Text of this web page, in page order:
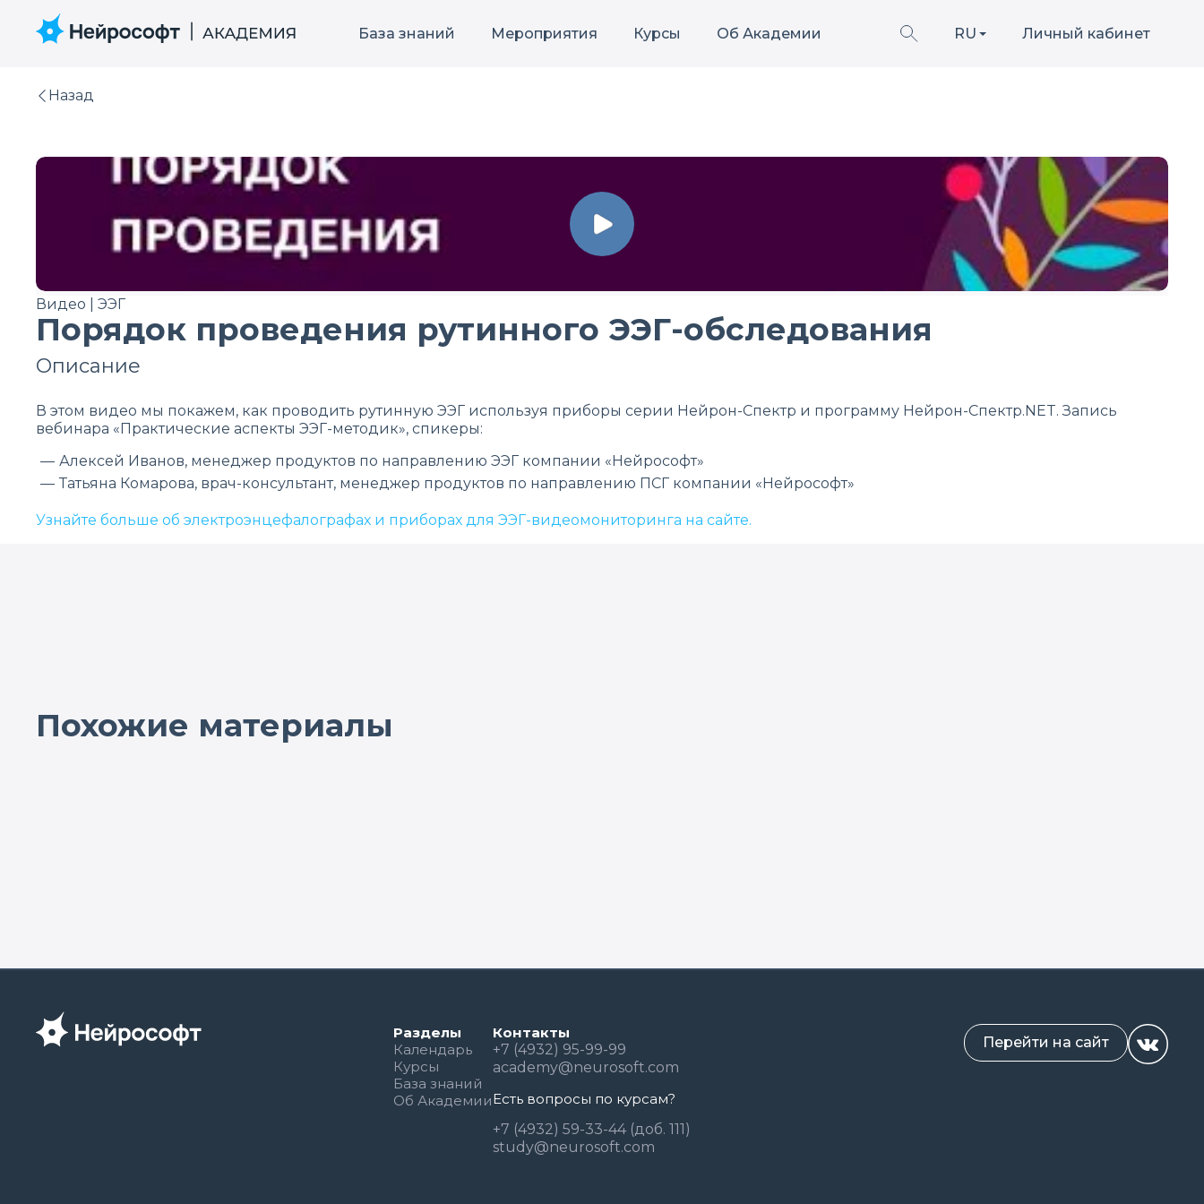
База знаний Мероприятия Курсы Об Академии RU Личный кабинет
Назад
Видео | ЭЭГ
Порядок проведения рутинного ЭЭГ-обследования
Описание
В этом видео мы покажем, как проводить рутинную ЭЭГ используя приборы серии Нейрон-Спектр и программу Нейрон-Спектр.NET. Запись
вебинара «Практические аспекты ЭЭГ-методик», спикеры:
Алексей Иванов, менеджер продуктов по направлению ЭЭГ компании «Нейрософт»
Татьяна Комарова, врач-консультант, менеджер продуктов по направлению ПСГ компании «Нейрософт»
Узнайте больше об электроэнцефалографах и приборах для ЭЭГ-видеомониторинга на сайте.
Похожие материалы
Контакты
+7 (4932) 95-99-99
academy@neurosoft.com
Есть вопросы по курсам?
+7 (4932) 59-33-44 (доб. 111)
study@neurosoft.com
Разделы
Календарь
Курсы
База знаний
Об Академии
Перейти на сайт